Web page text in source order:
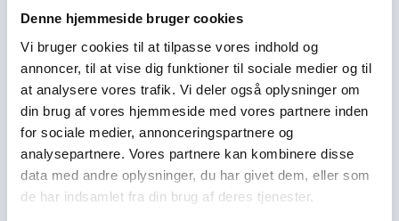
Denne hjemmeside bruger cookies
Vi bruger cookies til at tilpasse vores indhold og
annoncer, til at vise dig funktioner til sociale medier og til
at analysere vores trafik. Vi deler også oplysninger om
din brug af vores hjemmeside med vores partnere inden
for sociale medier, annonceringspartnere og
analysepartnere. Vores partnere kan kombinere disse
data med andre oplysninger, du har givet dem, eller som
de har indsamlet fra din brug af deres tjenester.
Tjen penge til:
Spejdere/spejdergruppen/FDF’ere, m.fl.
Kontor
Tjenpengeogstoet.dk
Ejby Industrivej 91
DK – 2600 Glostrup
CVR: 19347508